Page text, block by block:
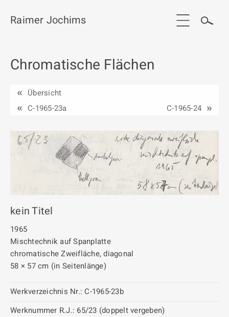
Start
Werkgruppen / Work groups
Ausstellungen
Vita
Kontakt
Raimer Jochims
Chromatische Flächen
Übersicht
C-1965-23a
C-1965-24
kein Titel
1965
Mischtechnik auf Spanplatte
chromatische Zweifläche, diagonal
58 × 57 cm (in Seitenlänge)
Werkverzeichnis Nr.: C-1965-23b
Werknummer R.J.: 65/23 (doppelt vergeben)